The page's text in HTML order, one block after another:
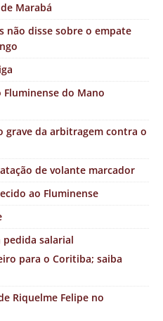
Marabá
não disse sobre o empate
do Mano
grave da arbitragem contra o
de volante marcador
ao Fluminense
salarial
para o Coritiba; saiba
Riquelme Felipe no